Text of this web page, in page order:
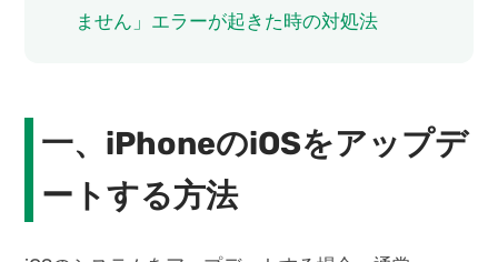
ません」エラーが起きた時の対処法
一、iPhoneのiOSをアップデ
ートする方法